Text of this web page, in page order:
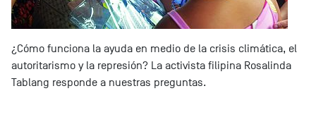
¿Cómo funciona la ayuda en medio de la crisis climática, el
autoritarismo y la represión? La activista filipina Rosalinda
Tablang responde a nuestras preguntas.